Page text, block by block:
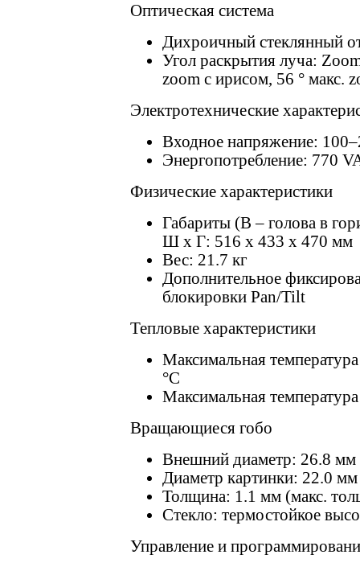
Оптическая система
Дихроичный стеклянный
Угол раскрытия луча:
zoom с ирисом, 56 ° макс.
Электротехнические
Входное напряжение:
Энергопотребление: 770
Физические характеристики
Габариты (В – голова в
Ш х Г: 516 х 433 х 470 мм
Вес: 21.7 кг
Дополнительное
блокировки Pan/Tilt
Тепловые характеристики
Максимальная
°C
Максимальная
Вращающиеся гобо
Внешний диаметр: 26.8 мм
Диаметр картинки: 22.0 мм
Толщина: 1.1 мм (макс.
Стекло: термостойкое
Управление и